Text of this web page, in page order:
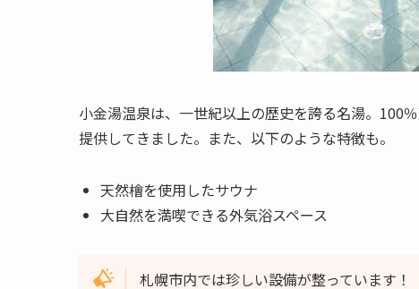
小金湯温泉は、一世紀以上の歴史を誇る名湯。100
提供してきました。また、以下のような特徴も。
天然檜を使用したサウナ
大自然を満喫できる外気浴スペース
札幌市内では珍しい設備が整っています！